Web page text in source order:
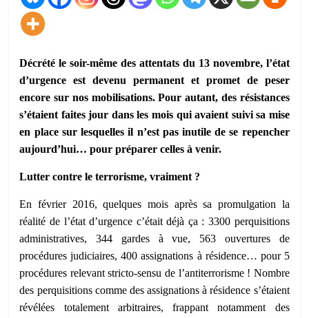
Décrété le soir-même des attentats du 13 novembre, l’état
d’urgence est devenu permanent et promet de peser
encore sur nos mobilisations. Pour autant, des résistances
s’étaient faitesjour dans les mois qui avaient suivi sa mise
en placesur lesquelles il n’est pas inutile de se repencher
aujourd’hui…pour préparer celles à venir.
Lutter contre le terrorisme, vraiment ?
En février 2016, quelques mois après sa promulgation la
réalité de l’état d’urgence c’était déjà ça : 3300 perquisitions
administratives, 344 gardes à vue, 563 ouvertures de
procédures judiciaires, 400 assignations à résidence… pour 5
procédures relevant stricto-sensu de l’antiterrorisme ! Nombre
des perquisitions comme des assignations à résidence s’étaient
révélées totalement arbitraires, frappant notamment des